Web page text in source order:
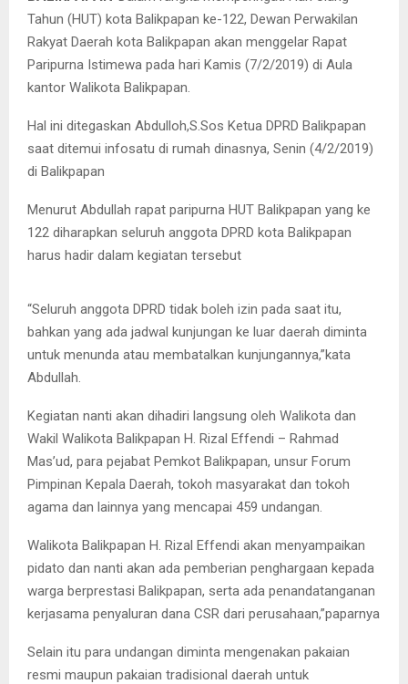
Tahun (HUT) kota Balikpapan ke-122, Dewan Perwakilan
Rakyat Daerah kota Balikpapan akan menggelar Rapat
Paripurna Istimewa pada hari Kamis (7/2/2019) di Aula
kantor Walikota Balikpapan.
Hal ini ditegaskan Abdulloh,S.Sos Ketua DPRD Balikpapan
saat ditemui infosatu di rumah dinasnya, Senin (4/2/2019)
di Balikpapan
Menurut Abdullah rapat paripurna HUT Balikpapan yang ke
122 diharapkan seluruh anggota DPRD kota Balikpapan
harus hadir dalam kegiatan tersebut
“Seluruh anggota DPRD tidak boleh izin pada saat itu,
bahkan yang ada jadwal kunjungan ke luar daerah diminta
untuk menunda atau membatalkan kunjungannya,”kata
Abdullah.
Kegiatan nanti akan dihadiri langsung oleh Walikota dan
Wakil Walikota Balikpapan H. Rizal Effendi – Rahmad
Mas’ud, para pejabat Pemkot Balikpapan, unsur Forum
Pimpinan Kepala Daerah, tokoh masyarakat dan tokoh
agama dan lainnya yang mencapai 459 undangan.
Walikota Balikpapan H. Rizal Effendi akan menyampaikan
pidato dan nanti akan ada pemberian penghargaan kepada
warga berprestasi Balikpapan, serta ada penandatanganan
kerjasama penyaluran dana CSR dari perusahaan,”paparnya
Selain itu para undangan diminta mengenakan pakaian
resmi maupun pakaian tradisional daerah untuk